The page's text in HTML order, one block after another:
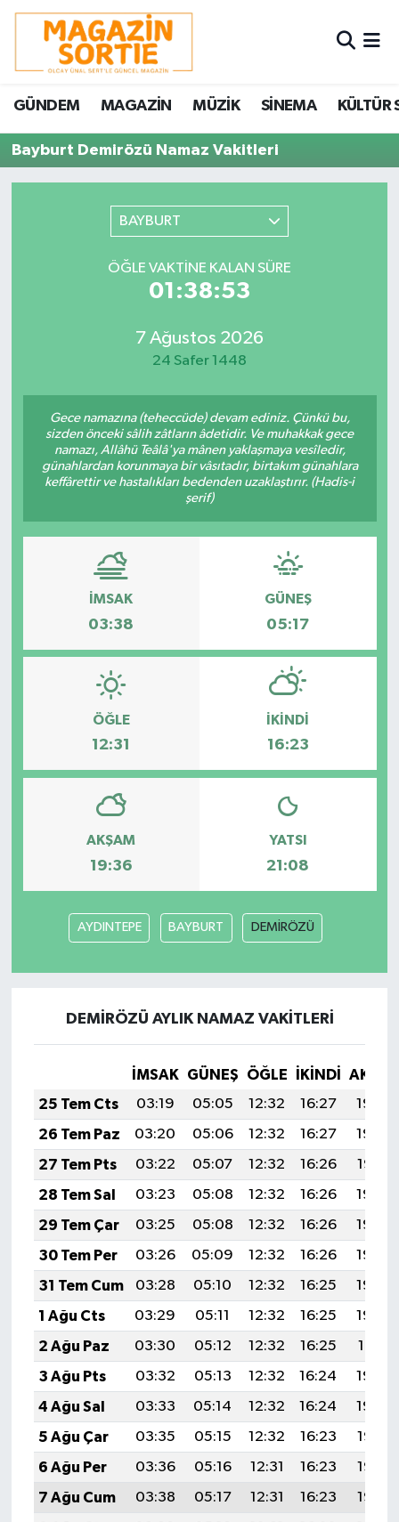
GÜNDEM MAGAZİN MÜZİK SİNEMA KÜLTÜR
Bayburt Demirözü Namaz Vakitleri
BAYBURT
ÖĞLE VAKTINE KALAN SÜRE
01:38:53
7 Ağustos 2026
24 Safer 1448
Gece namazına (teheccüde) devam ediniz. Çünkü bu,
sizden önceki sâlih zâtların âdetidir. Ve muhakkak gece
namazı, Allâhü Teâlâ'ya mânen yaklaşmaya vesîledir,
günahlardan korunmaya bir vâsıtadır, birtakım günahlara
keffârettir ve hastalıkları bedenden uzaklaştırır. (Hadis-i
şerif)
İMSAK
03:38
GÜNEŞ
05:17
ÖĞLE
12:31
İKINDI
16:23
AKŞAM
19:36
YATSI
21:08
AYDINTEPE BAYBURT DEMİRÖZÜ
DEMİRÖZÜ AYLIK NAMAZ VAKITLERI
İMSAK GÜNEŞ ÖĞLE İKINDI
25 Tem Cts
03:19 05:05 12:32 16:27
19:49
26 Tem Paz
03:20 05:06 12:32 16:27
19:48
27 Tem Pts
03:22 05:07 12:32 16:26
19:47
28 Tem Sal
03:23 05:08 12:32 16:26
19:46
29 Tem Çar
03:25 05:08 12:32 16:26
19:46
30 Tem Per
03:26 05:09 12:32 16:26
19:45
31 Tem Cum
03:28 05:10 12:32 16:25
19:44
1 Ağu Cts
03:29 05:11 12:32 16:25
19:43
2 Ağu Paz
03:30 05:12 12:32 16:25
19:41
3 Ağu Pts
03:32 05:13 12:32 16:24
19:40
4 Ağu Sal
03:33 05:14 12:32 16:24
19:39
5 Ağu Çar
03:35 05:15 12:32 16:23
19:38
6 Ağu Per
03:36 05:16 12:31 16:23
19:37
7 Ağu Cum
03:38 05:17 12:31 16:23
19:36
Nöbetçi Eczaneler
Hava Durumu
Trafik Durumu
Süper Lig Puan Durumu ve Fikstür
Son Dakika Haberleri